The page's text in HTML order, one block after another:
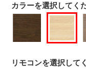
カラーを選択してく
リモコンを選択して